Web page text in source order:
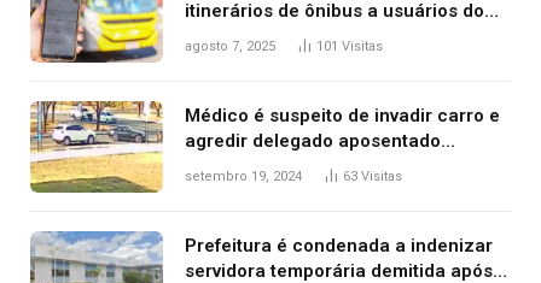
itinerários de ônibus a usuários do
transporte público de Palmas; confira
agosto 7, 2025 101 Visitas
Médico é suspeito de invadir carro e
agredir delegado aposentado
durante confusão no trânsito
setembro 19, 2024 63 Visitas
Prefeitura é condenada a indenizar
servidora temporária demitida após